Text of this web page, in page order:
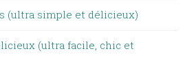
(ultra simple et délicieux)
(ultra facile, chic et